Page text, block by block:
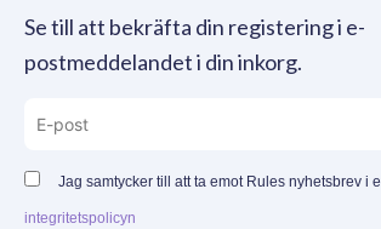
Se till att bekräfta din registering i e-
postmeddelandet i din inkorg.
Jag samtycker till att ta emot Rules nyhetsbrev i
integritetspolicyn